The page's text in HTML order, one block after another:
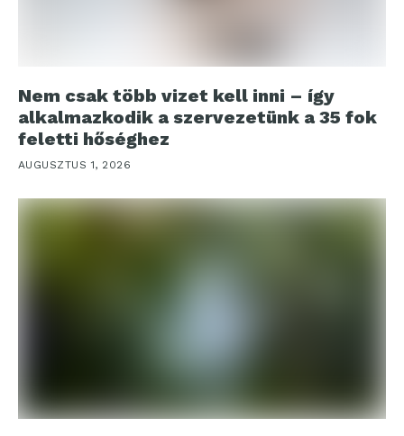
Nem csak több vizet kell inni – így
alkalmazkodik a szervezetünk a 35 fok
feletti hőséghez
AUGUSZTUS 1, 2026